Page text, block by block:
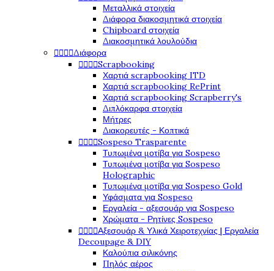
Μεταλλικά στοιχεία
Διάφορα διακοσμητικά στοιχεία
Chipboard στοιχεία
Διακοσμητικά λουλούδια
Διάφορα
Scrapbooking
Χαρτιά scrapbooking ITD
Χαρτιά scrapbooking RePrint
Χαρτιά scrapbooking Scrapberry's
Διπλόκαρφα στοιχεία
Μήτρες
Διακορευτές - Κοπτικά
Sospeso Trasparente
Τυπωμένα μοτίβα για Sospeso
Τυπωμένα μοτίβα για Sospeso
Holographic
Τυπωμένα μοτίβα για Sospeso Gold
Υφάσματα για Sospeso
Εργαλεία - αξεσουάρ για Sospeso
Χρώματα - Ρητίνες Sospeso
Αξεσουάρ & Υλικά Χειροτεχνίας | Εργαλεία
Decoupage & DIY
Καλούπια σιλικόνης
Πηλός αέρος